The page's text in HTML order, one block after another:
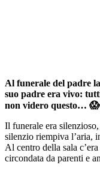
Al funerale del padre
suo padre era vivo:
non videro questo…
Il funerale era
silenzio riempiva l’aria,
Al centro della sala
circondata da parenti e